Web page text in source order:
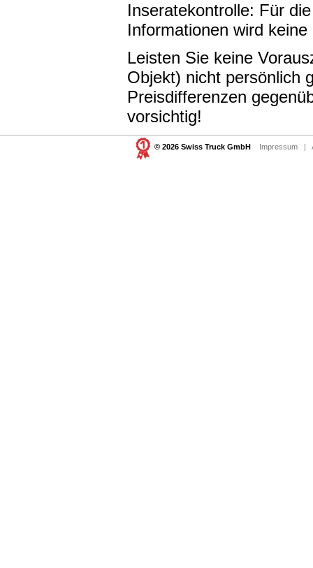
Inseratekontrolle: Für
Informationen wird
Leisten Sie keine
Objekt) nicht persönlich
Preisdifferenzen
vorsichtig!
© 2026 Swiss Truck GmbH Impressum |